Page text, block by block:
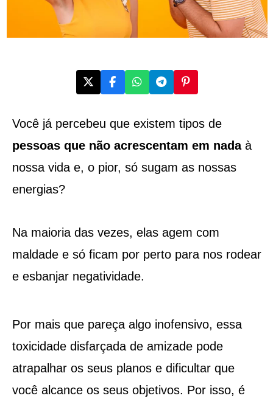
Você já percebeu que existem tipos de
pessoas que não acrescentam em nadaà
nossa vida e, o pior, só sugam as nossas
energias?
Na maioria das vezes, elas agem com
maldade e só ficam por perto para nos rodear
e esbanjar negatividade.
Por mais que pareça algo inofensivo, essa
toxicidade disfarçada de amizade pode
atrapalhar os seus planos e dificultar que
você alcance os seus objetivos. Por isso, é